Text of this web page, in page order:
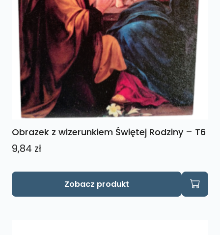
Obrazek z wizerunkiem Świętej Rodziny – T6
9,84 zł
Zobacz produkt